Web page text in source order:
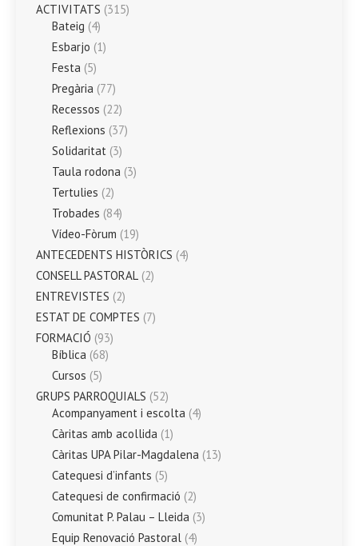
ACTIVITATS (315)
Bateig (4)
Esbarjo (1)
Festa (5)
Pregària (77)
Recessos (22)
Reflexions (37)
Solidaritat (3)
Taula rodona (3)
Tertulies (2)
Trobades (84)
Vídeo-Fòrum (19)
ANTECEDENTS HISTÒRICS (4)
CONSELL PASTORAL (2)
ENTREVISTES (2)
ESTAT DE COMPTES (7)
FORMACIÓ (93)
Bíblica (68)
Cursos (5)
GRUPS PARROQUIALS (52)
Acompanyament i escolta (4)
Càritas amb acollida (1)
Càritas UPA Pilar-Magdalena (13)
Catequesi d’infants (5)
Catequesi de confirmació (2)
Comunitat P. Palau – Lleida (3)
Equip Renovació Pastoral (4)